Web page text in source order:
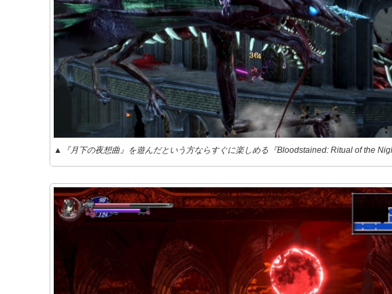
▲『月下の夜想曲』を遊んだという方ならすぐに楽しめる『Bloodstained: Ritual of the